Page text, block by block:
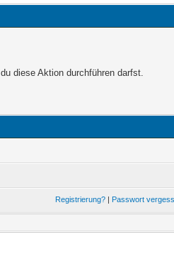
diese Aktion durchführen darfst.
Registrierung? | Passwort